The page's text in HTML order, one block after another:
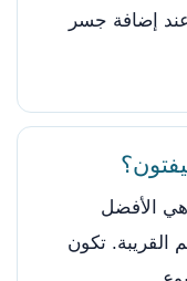
إضافة جسر
هي الأفضل
القريبة. تكون